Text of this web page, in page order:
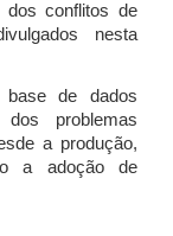
dos conflitos de
nesta
de dados
dos problemas
a produção,
a adoção de